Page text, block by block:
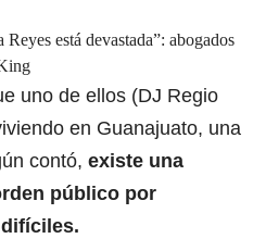
Reyes está devastada”: abogados
uno de ellos (DJ Regio
en Guanajuato, una
contó, existe una
público por